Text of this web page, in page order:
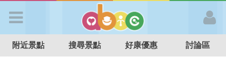
APP登入
附近景點 搜尋景點 好康優惠 討論區